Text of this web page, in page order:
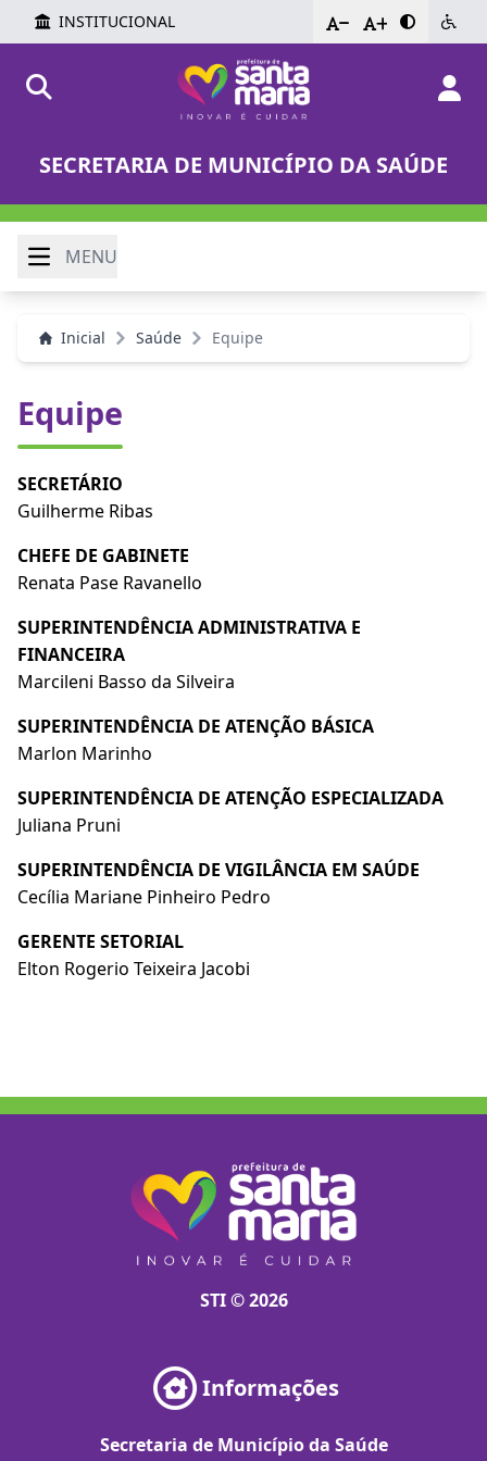
INSTITUCIONAL - +
SECRETARIA DE MUNICÍPIO DA SAÚDE
MENU
Inicial Saúde Equipe
Equipe
SECRETÁRIO
Guilherme Ribas
CHEFE DE GABINETE
Renata Pase Ravanello
SUPERINTENDÊNCIA ADMINISTRATIVA E
FINANCEIRA
Marcileni Basso da Silveira
SUPERINTENDÊNCIA DE ATENÇÃO BÁSICA
Marlon Marinho
SUPERINTENDÊNCIA DE ATENÇÃO ESPECIALIZADA
Juliana Pruni
SUPERINTENDÊNCIA DE VIGILÂNCIA EM SAÚDE
Cecília Mariane Pinheiro Pedro
GERENTE SETORIAL
Elton Rogerio Teixeira Jacobi
STI © 2026
Informações
Secretaria de Município da Saúde